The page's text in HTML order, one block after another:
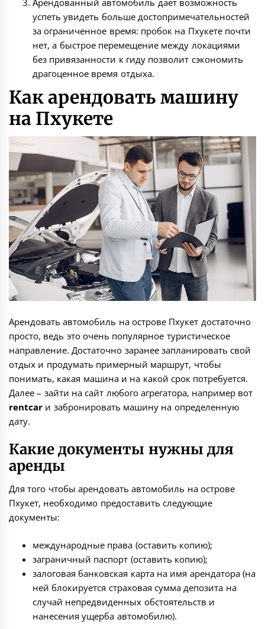
успеть увидеть больше достопримечательностей
за ограниченное время: пробок на Пхукете почти
нет, а быстрое перемещение между локациями
без привязанности к гиду позволит сэкономить
драгоценное время отдыха.
Как арендовать машину
на Пхукете
Арендовать автомобиль на острове Пхукет достаточно
просто, ведь это очень популярное туристическое
направление. Достаточно заранее запланировать свой
отдых и продумать примерный маршрут, чтобы
понимать, какая машина и на какой срок потребуется.
Далее – зайти на сайт любого агрегатора, например вот
rentcar и забронировать машину на определенную
дату.
Какие документы нужны для
аренды
Для того чтобы арендовать автомобиль на острове
Пхукет, необходимо предоставить следующие
документы:
международные права (оставить копию);
заграничный паспорт (оставить копию);
залоговая банковская карта на имя арендатора (на
ней блокируется страховая сумма депозита на
случай непредвиденных обстоятельств и
нанесения ущерба автомобилю).